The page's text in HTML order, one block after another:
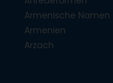
Armenische Namen
Armenien
Arzach